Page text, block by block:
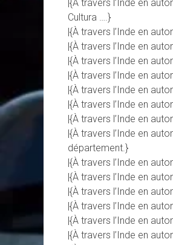
|{À travers l’Inde en
Cultura ….}
|{À travers l’Inde en
|{À travers l’Inde en
|{À travers l’Inde en
|{À travers l’Inde en
|{À travers l’Inde en
|{À travers l’Inde en
|{À travers l’Inde en
|{À travers l’Inde en
département.}
|{À travers l’Inde en
|{À travers l’Inde en
|{À travers l’Inde en
|{À travers l’Inde en
|{À travers l’Inde en
|{À travers l’Inde en